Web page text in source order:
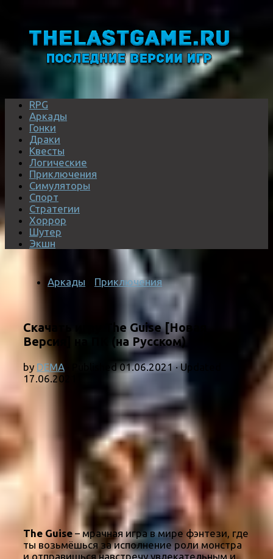
RPG
Аркады
Гонки
Драки
Квесты
Логические
Приключения
Симуляторы
Спорт
Стратегии
Хоррор
Шутер
Экшн
Аркады Приключения
Скачать игру The Guise [Новая
Версия] на ПК (на Русском)
by DEMA · Published01.06.2021· Updated
17.06.2021
The Guise – мрачная игра в мире фэнтези, где
ты возьмёшься за исполнение роли монстра
и отправишься навстречу увлекательным и